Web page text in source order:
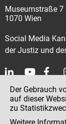
Museumstraße 7
1070 Wien
Social Media
der Justiz und
Kontakt
Impressum
Der Gebrauch
auf dieser
zu